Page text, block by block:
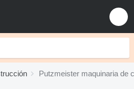
Putzmeister maquinaria de